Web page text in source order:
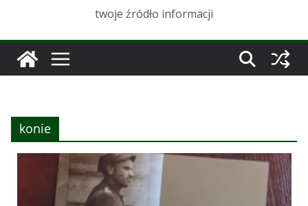
twoje źródło informacji
konie